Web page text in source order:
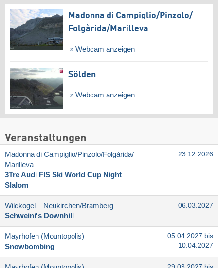
Madonna di Campiglio/​Pinzolo/​
Folgàrida/​Marilleva
Webcam anzeigen
Sölden
Webcam anzeigen
Veranstaltungen
Madonna di Campiglio/​Pinzolo/​Folgàrida/​
Marilleva
3Tre Audi FIS Ski World Cup Night
Slalom
23.12.2026
Wildkogel – Neukirchen/​Bramberg
Schweini's Downhill
06.03.2027
Mayrhofen (Mountopolis)
Snowbombing
05.04.2027 bis
10.04.2027